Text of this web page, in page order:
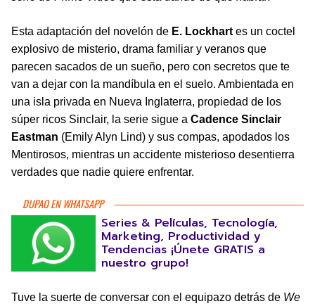
Esta adaptación del novelón de E. Lockhart es un coctel
explosivo de misterio, drama familiar y veranos que
parecen sacados de un sueño, pero con secretos que te
van a dejar con la mandíbula en el suelo. Ambientada en
una isla privada en Nueva Inglaterra, propiedad de los
súper ricos Sinclair, la serie sigue a Cadence Sinclair
Eastman (Emily Alyn Lind) y sus compas, apodados los
Mentirosos, mientras un accidente misterioso desentierra
verdades que nadie quiere enfrentar.
DUPAO EN WHATSAPP
Series & Películas, Tecnología,
Marketing, Productividad y
Tendencias ¡Únete GRATIS a
nuestro grupo!
Tuve la suerte de conversar con el equipazo detrás de We